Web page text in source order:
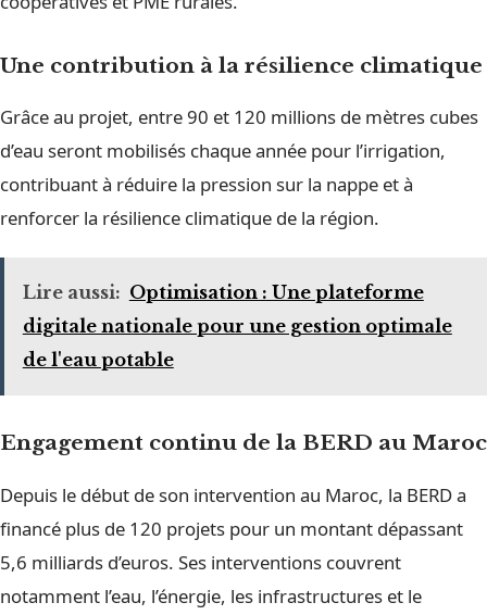
Une contribution à la résilience climatique
Grâce au projet, entre 90 et 120 millions de mètres cubes
d’eau seront mobilisés chaque année pour l’irrigation,
contribuant à réduire la pression sur la nappe et à
renforcer la résilience climatique de la région.
Lire aussi: Optimisation : Une plateforme
digitale nationale pour une gestion optimale
de l'eau potable
Engagement continu de la BERD au Maroc
Depuis le début de son intervention au Maroc, la BERD a
financé plus de 120 projets pour un montant dépassant
5,6 milliards d’euros. Ses interventions couvrent
notamment l’eau, l’énergie, les infrastructures et le